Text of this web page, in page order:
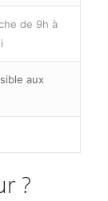
de 9h à
aux
?